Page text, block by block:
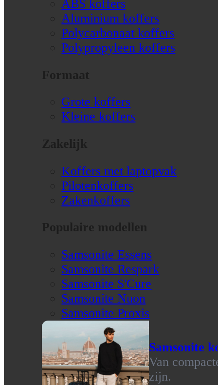
ABS koffers
Aluminium koffers
Polycarbonaat koffers
Polypropyleen koffers
Formaat
Grote koffers
Kleine koffers
Zakelijk
Koffers met laptopvak
Pilotenkoffers
Zakenkoffers
Populaire modellen
Samsonite Essens
Samsonite Respark
Samsonite S'Cure
Samsonite Nuon
Samsonite Proxis
Samsonite
Van
zijn.